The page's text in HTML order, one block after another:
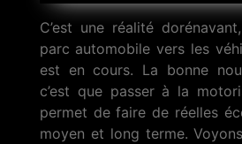
C’est une réalité
parc automobile vers les
est en cours. La bonne
c’est que passer à la
permet de faire de réelles
moyen et long terme.